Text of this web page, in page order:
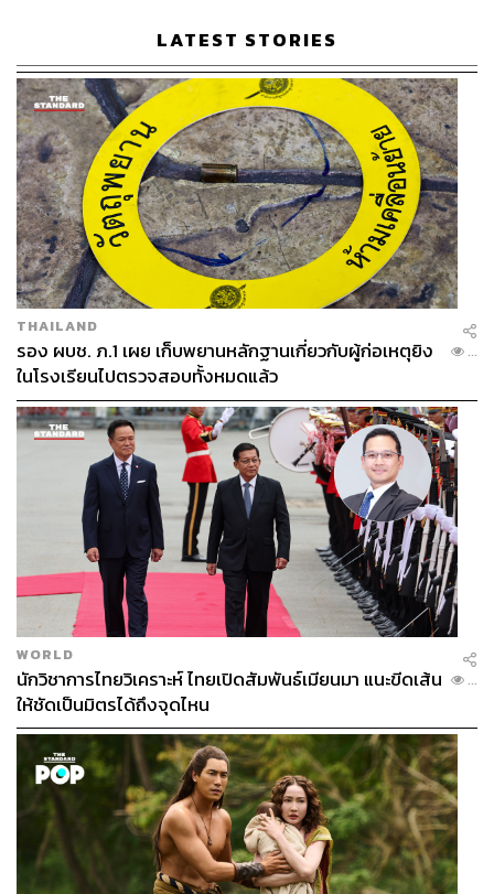
ปลายปี 2006 จิเซลเริ่มคบหากับ ทอม เบรดี (Tom
Brady) นักกีฬาอเมริกันฟุตบอลทีม New England
Patriots แต่ช่วงนั้นแฟนเก่าของทอม (บริดเจ็ต โมนา
ฮาน) ตั้งครรภ์พอดี ถึงแม้จิเซลจะบอกว่าเป็นช่วงเวลาที่
ยากลำบากสำหรับจิตใจตัวเอง แต่เธอก็เปิดรับและรักลูก
ที่ชื่อ จอห์น เอ็ดเวิร์ด โทมัส โมนาฮาน เหมือนเป็นลูก
คนแรกของเธอ
ในปี 2009 ทอมกับจิเซลแต่งงานและมีลูกด้วยกันสอง
คน ลูกชายชื่อ เบนจามิน เรน เบรดี และลูกสาวชื่อ วิ
เวียน เลก เบรดี โดยครอบครัวนี้จะแบ่งเวลาอยู่ระหว่าง
บอสตันและลอสแอนเจลิส เมืองที่ลูกคนโต (จอห์น) ของ
ทอมอาศัยอยู่
LATEST STORIES
THAILAND
รอง ผบช. ภ.1 เผย เก็บพยานหลักฐานเกี่ยวกับผู้ก่อเหตุยิง
ในโรงเรียนไปตรวจสอบทั้งหมดแล้ว
...
WORLD
นักวิชาการไทยวิเคราะห์ ไทยเปิดสัมพันธ์เมียนมา แนะขีดเส้น
ให้ชัดเป็นมิตรได้ถึงจุดไหน
...